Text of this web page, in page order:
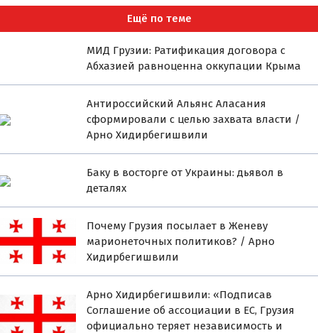
Ещё по теме
МИД Грузии: Ратификация договора с
Абхазией равноценна оккупации Крыма
Антироссийский Альянс Аласания
сформировали с целью захвата власти /
Арно Хидирбегишвили
Баку в восторге от Украины: дьявол в
деталях
Почему Грузия посылает в Женеву
марионеточных политиков? / Арно
Хидирбегишвили
Арно Хидирбегишвили: «Подписав
Соглашение об ассоциации в ЕС, Грузия
официально теряет независимость и